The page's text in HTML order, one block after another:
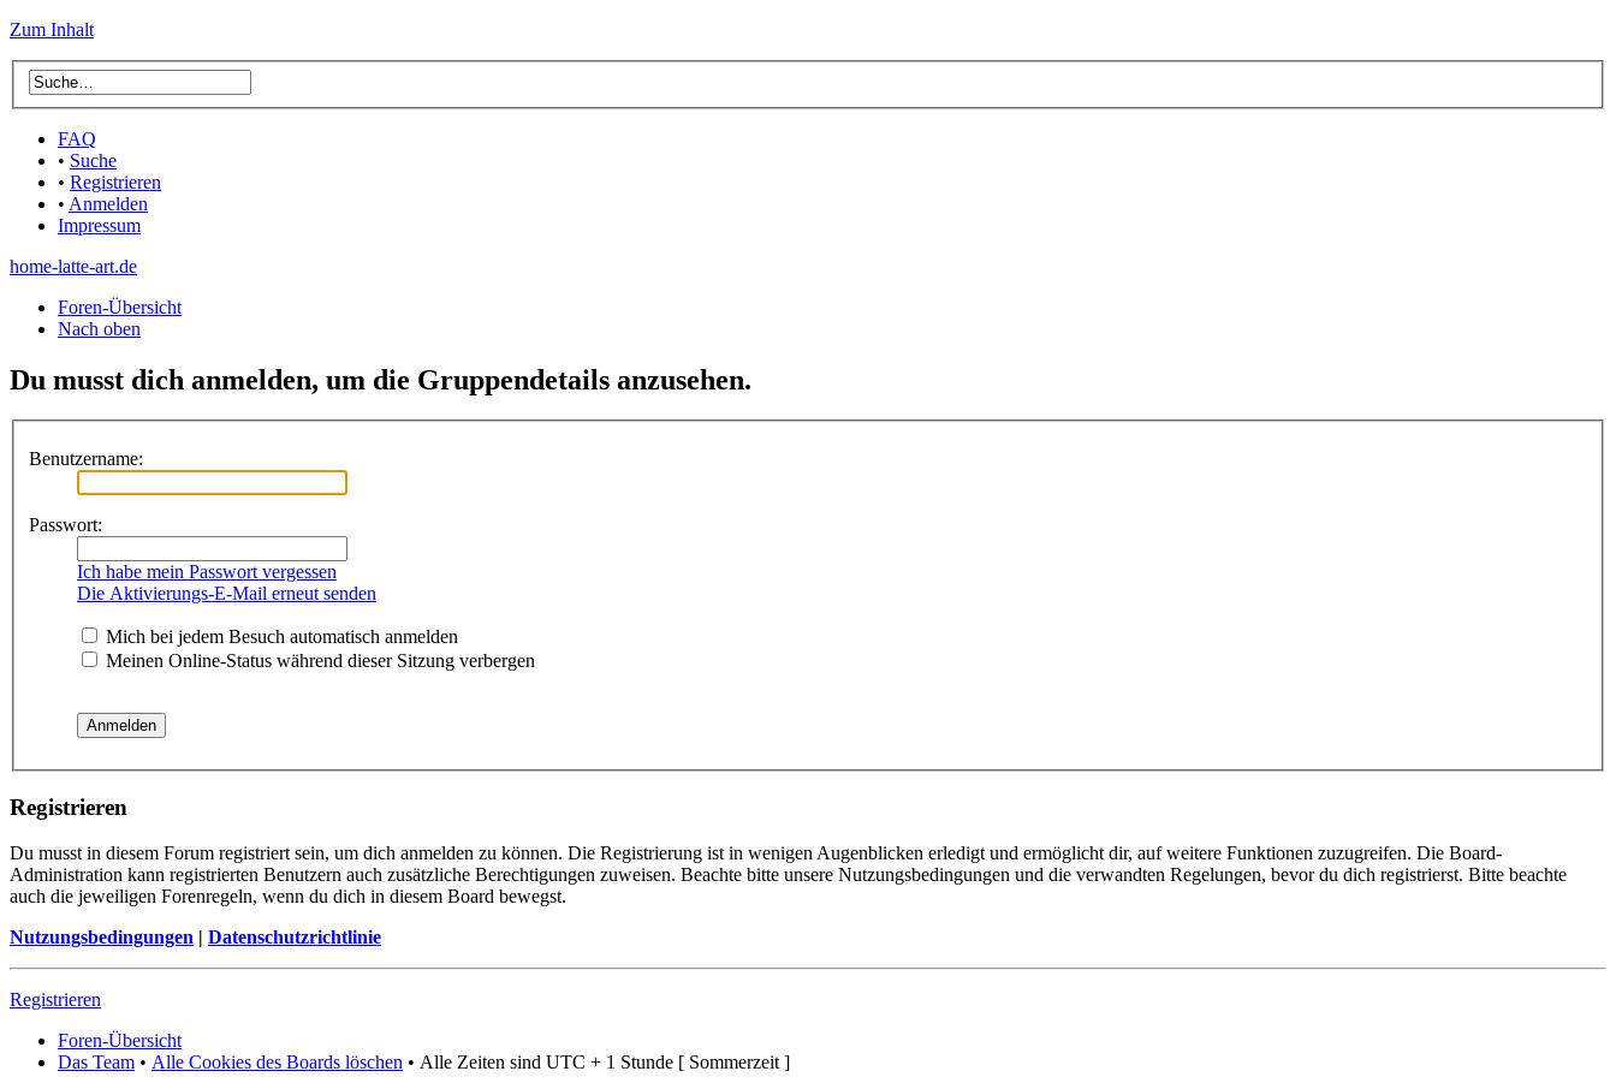
Zum Inhalt
FAQ
• Suche
• Registrieren
• Anmelden
Impressum
home-latte-art.de
Foren-Übersicht
Nach oben
Du musst dich anmelden, um die Gruppendetails anzusehen.
Benutzername:
Passwort:
Ich habe mein Passwort vergessen
Die Aktivierungs-E-Mail erneut senden
Mich bei jedem Besuch automatisch anmelden
Meinen Online-Status während dieser Sitzung verbergen
Registrieren
Du musst in diesem Forum registriert sein, um dich anmelden zu können. Die Registrierung ist in wenigen Augenblicken erledigt und ermöglicht dir, auf weitere Funktionen zuzugreifen. Die Board-
Administration kann registrierten Benutzern auch zusätzliche Berechtigungen zuweisen. Beachte bitte unsere Nutzungsbedingungen und die verwandten Regelungen, bevor du dich registrierst. Bitte beachte
auch die jeweiligen Forenregeln, wenn du dich in diesem Board bewegst.
Nutzungsbedingungen | Datenschutzrichtlinie
Registrieren
Foren-Übersicht
Das Team • Alle Cookies des Boards löschen • Alle Zeiten sind UTC + 1 Stunde [ Sommerzeit ]